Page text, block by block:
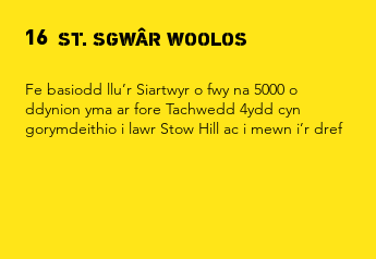
16 ST. SGWÂR WOOLOS
Fe basiodd llu’r Siartwyr o fwy na 5000 o
ddynion yma ar fore Tachwedd 4ydd cyn
gorymdeithio i lawr Stow Hill ac i mewn i’r dref